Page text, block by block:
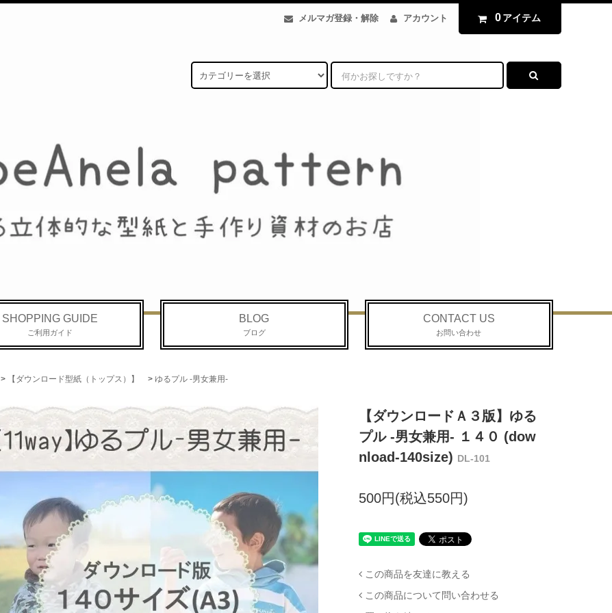
メルマガ登録・解除 アカウント 0 アイテム
SHOPPING GUIDE
ご利用ガイド
BLOG
ブログ
CONTACT US
お問い合わせ
> 【ダウンロード型紙（トップス）】 > ゆるプル -男女兼用-
【ダウンロードＡ３版】ゆる
プル -男女兼用- １４０ (dow
nload-140size) DL-101
500円(税込550円)
この商品を友達に教える
この商品について問い合わせる